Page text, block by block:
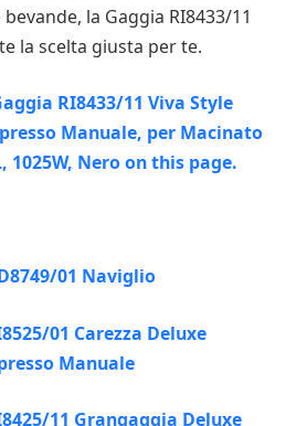
la Gaggia RI8433/11
la scelta giusta per te.
01 Naviglio
01 Carezza Deluxe
Manuale
11 Grangaggia Deluxe